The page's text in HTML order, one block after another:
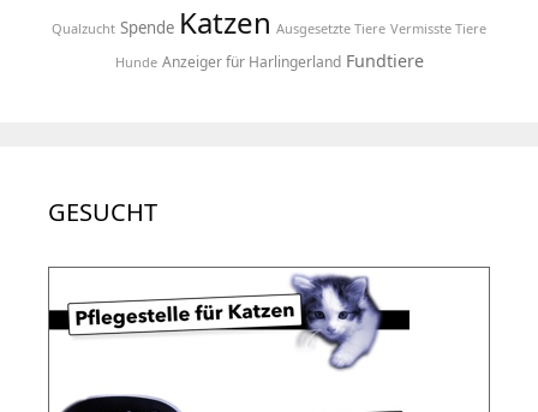
Qualzucht Spende Katzen Ausgesetzte Tiere Vermisste Tiere
Hunde Anzeiger für Harlingerland Fundtiere
GESUCHT